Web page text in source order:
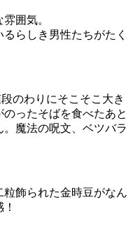
囲気。
らしき男性たちがたく
のわりにそこそこ大き
ったそばを食べたあと
魔法の呪文、ベツバラ
飾られた金時豆がなん